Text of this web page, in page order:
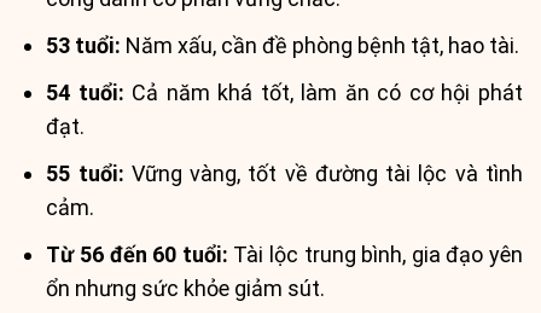
53 tuổi: Năm xấu, cần đề phòng bệnh tật, hao tài.
54 tuổi: Cả năm khá tốt, làm ăn có cơ hội phát
đạt.
55 tuổi: Vững vàng, tốt về đường tài lộc và tình
cảm.
Từ 56 đến 60 tuổi: Tài lộc trung bình, gia đạo yên
ổn nhưng sức khỏe giảm sút.